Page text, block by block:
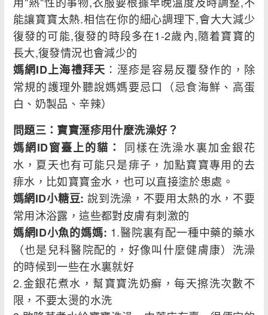
能讓寶寶太熱.相信在你的細心調理下,會大大減少
復發的可能,復發的時段多在1-2歲內,隨着寶寶的
長大,復發情況也會減少的
媽網ID上海禮拜天 ：溼疹是容易反覆發作的，除
常規的護理外聽說媽媽要忌口（忌食海鮮、高蛋
白、奶製品、辛辣）
問題三：寶寶溼疹用什麼洗澡好？
媽網ID窗臺上的貓：
同樣在洗澡水裏加金銀花
水，夏天也有可能只是痱子，加點寶寶專用的去
痱水，比如寶寶金水，也可以直接塗於患處。
媽網ID小糖豆:說到洗澡，不要用太熱的水，不要
常用沐浴露，這些都對皮膚有刺激的
媽網ID小魚的媽媽: 1.醫院裏有配一種中藥的藥水
（也是兒科醫院配的，好像叫什麼健膚康）洗澡
的時候到一些在水裏就好
2.金銀花煮水，幫寶寶洗奶癬，每天擦洗次數不
限，不要太燙的水洗